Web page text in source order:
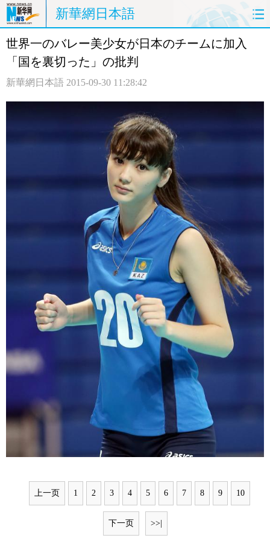
新華網日本語
ホームページ 政治 経済
世界一のバレー美少女が日本のチームに加入
「国を裏切った」の批判
新華網日本語 2015-09-30 11:28:42
上一页 1 2 3 4 5 6 7 8 9 10
下一页 >>|